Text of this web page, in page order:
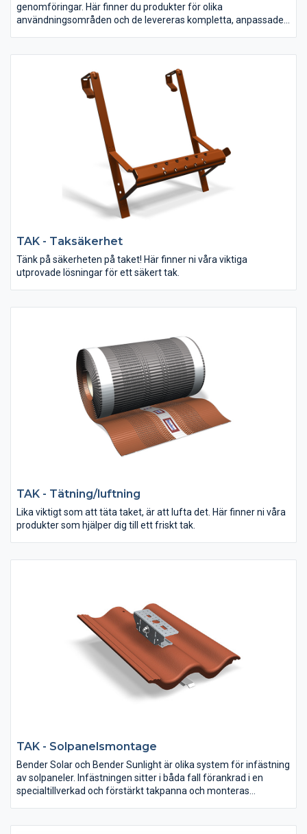
genomföringar. Här finner du produkter för olika
användningsområden och de levereras kompletta, anpassade
TAK - Taksäkerhet
Tänk på säkerheten på taket! Här finner ni våra viktiga
utprovade lösningar för ett säkert tak.
TAK - Tätning/luftning
Lika viktigt som att täta taket, är att lufta det. Här finner ni våra
produkter som hjälper dig till ett friskt tak.
TAK - Solpanelsmontage
Bender Solar och Bender Sunlight är olika system för infästning
av solpaneler. Infästningen sitter i båda fall förankrad i en
specialtillverkad och förstärkt takpanna och monteras